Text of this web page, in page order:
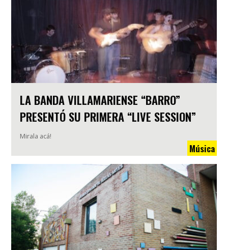
LA BANDA VILLAMARIENSE “BARRO”
PRESENTÓ SU PRIMERA “LIVE SESSION”
Mirala acá!
Música